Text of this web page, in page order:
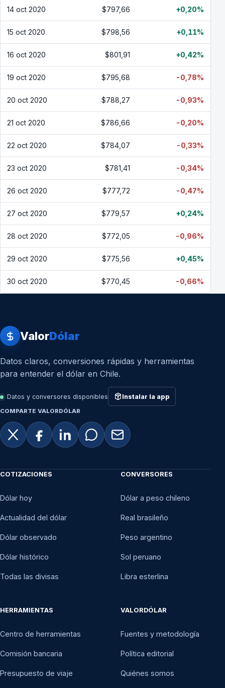
14 oct 2020 $797,66 +0,20%
15 oct 2020 $798,56 +0,11%
16 oct 2020 $801,91 +0,42%
19 oct 2020 $795,68 -0,78%
20 oct 2020 $788,27 -0,93%
21 oct 2020 $786,66 -0,20%
22 oct 2020 $784,07 -0,33%
23 oct 2020 $781,41 -0,34%
26 oct 2020 $777,72 -0,47%
27 oct 2020 $779,57 +0,24%
28 oct 2020 $772,05 -0,96%
29 oct 2020 $775,56 +0,45%
30 oct 2020 $770,45 -0,66%
ValorDólar
Datos claros, conversiones rápidas y herramientas
para entender el dólar en Chile.
Datos y conversores disponibles Instalar la app
COMPARTE VALORDÓLAR
COTIZACIONES
Dólar hoy
Actualidad del dólar
Dólar observado
Dólar histórico
Todas las divisas
CONVERSORES
Dólar a peso chileno
Real brasileño
Peso argentino
Sol peruano
Libra esterlina
HERRAMIENTAS
Centro de herramientas
Comisión bancaria
Presupuesto de viaje
VALORDÓLAR
Fuentes y metodología
Política editorial
Quiénes somos